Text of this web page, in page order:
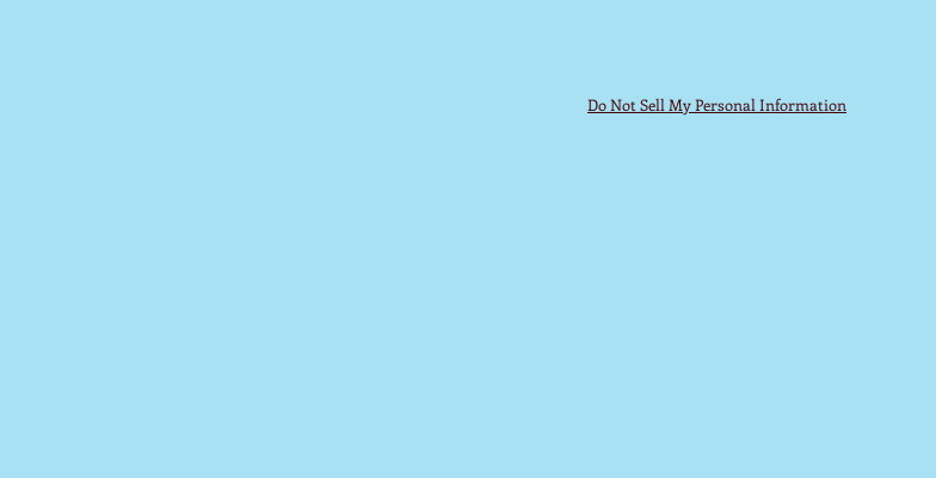
Do Not Sell My Personal Information